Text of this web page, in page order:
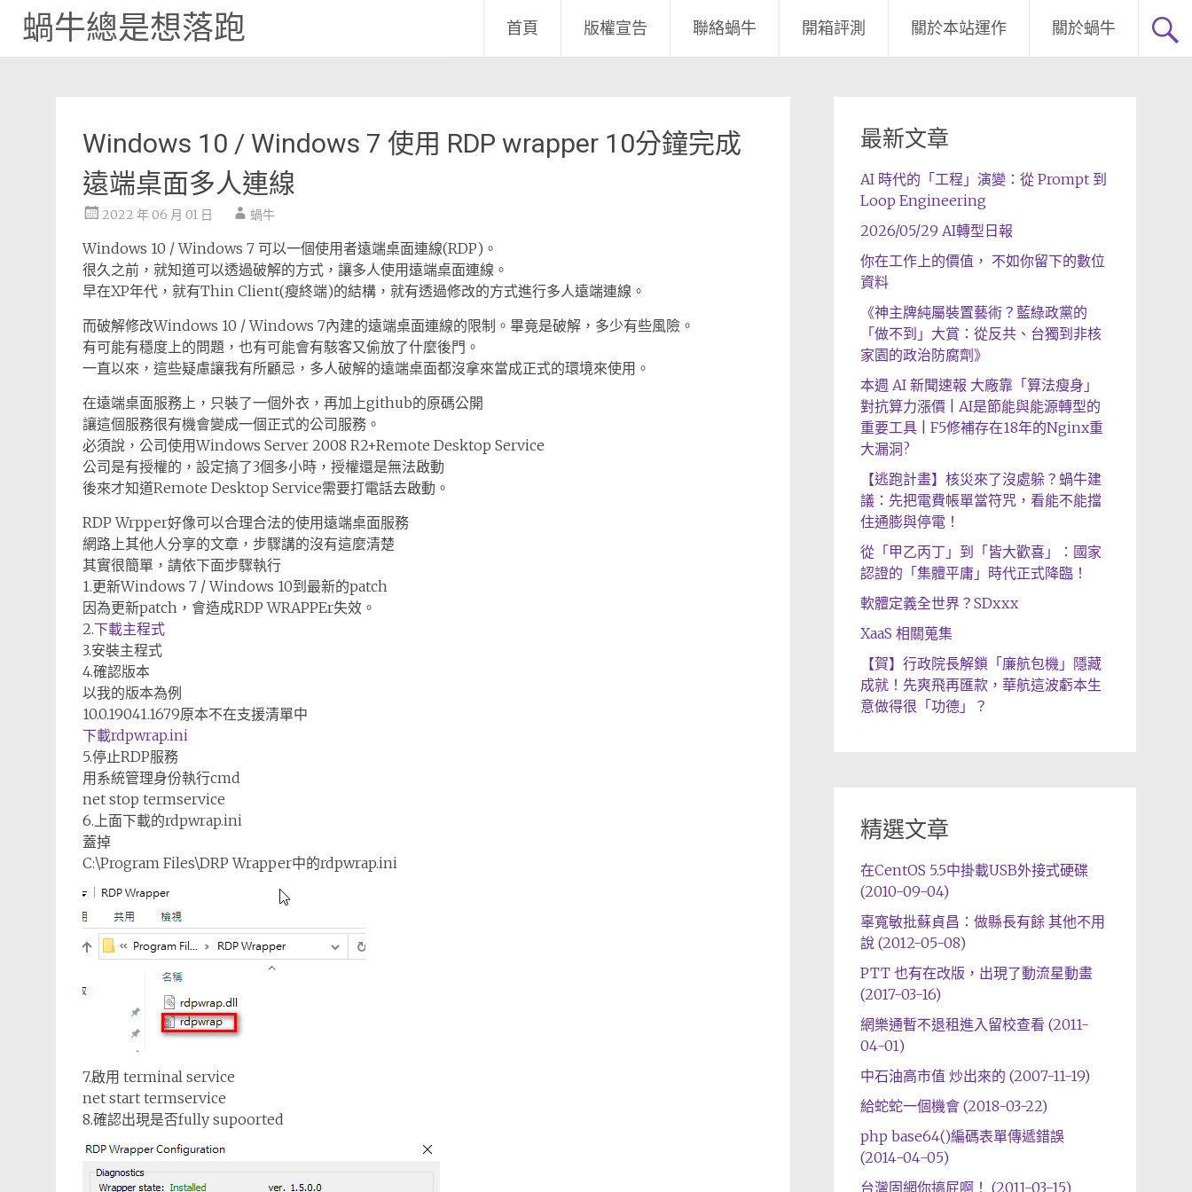
蝸牛總是想落跑 首頁 版權宣告 聯絡蝸牛 開箱評測 關於本站運作 關於蝸牛
Windows 10 / Windows 7 使用 RDP wrapper 10分鐘完成
遠端桌面多人連線
2022 年 06 月 01 日 蝸牛
Windows 10 / Windows 7 可以一個使用者遠端桌面連線(RDP)。
很久之前，就知道可以透過破解的方式，讓多人使用遠端桌面連線。
早在XP年代，就有Thin Client(瘦終端)的結構，就有透過修改的方式進行多人遠端連線。
而破解修改Windows 10 / Windows 7內建的遠端桌面連線的限制。畢竟是破解，多少有些風險。
有可能有穩度上的問題，也有可能會有駭客又偷放了什麼後門。
一直以來，這些疑慮讓我有所顧忌，多人破解的遠端桌面都沒拿來當成正式的環境來使用。
在遠端桌面服務上，只裝了一個外衣，再加上github的原碼公開
讓這個服務很有機會變成一個正式的公司服務。
必須說，公司使用Windows Server 2008 R2+Remote Desktop Service
公司是有授權的，設定搞了3個多小時，授權還是無法啟動
後來才知道Remote Desktop Service需要打電話去啟動。
RDP Wrpper好像可以合理合法的使用遠端桌面服務
網路上其他人分享的文章，步驟講的沒有這麼清楚
其實很簡單，請依下面步驟執行
1.更新Windows 7 / Windows 10到最新的patch
因為更新patch，會造成RDP WRAPPEr失效。
2.下載主程式
3.安裝主程式
4.確認版本
以我的版本為例
10.0.19041.1679原本不在支援清單中
下載rdpwrap.ini
5.停止RDP服務
用系統管理身份執行cmd
net stop termservice
6.上面下載的rdpwrap.ini
蓋掉
C:\Program Files\DRP Wrapper中的rdpwrap.ini
7.啟用 terminal service
net start termservice
8.確認出現是否fully supoorted
最新文章
AI 時代的「工程」演變：從 Prompt 到
Loop Engineering
2026/05/29 AI轉型日報
你在工作上的價值， 不如你留下的數位
資料
《神主牌純屬裝置藝術？藍綠政黨的
「做不到」大賞：從反共、台獨到非核
家園的政治防腐劑》
本週 AI 新聞速報 大廠靠「算法瘦身」
對抗算力漲價 | AI是節能與能源轉型的
重要工具 | F5修補存在18年的Nginx重
大漏洞?
【逃跑計畫】核災來了沒處躲？蝸牛建
議：先把電費帳單當符咒，看能不能擋
住通膨與停電！
從「甲乙丙丁」到「皆大歡喜」：國家
認證的「集體平庸」時代正式降臨！
軟體定義全世界？SDxxx
XaaS 相關蒐集
【賀】行政院長解鎖「廉航包機」隱藏
成就！先爽飛再匯款，華航這波虧本生
意做得很「功德」？
精選文章
在CentOS 5.5中掛載USB外接式硬碟
(2010-09-04)
辜寬敏批蘇貞昌：做縣長有餘 其他不用
說 (2012-05-08)
PTT 也有在改版，出現了動流星動畫
(2017-03-16)
網樂通暫不退租進入留校查看 (2011-
04-01)
中石油高市值 炒出來的 (2007-11-19)
給蛇蛇一個機會 (2018-03-22)
php base64()編碼表單傳遞錯誤
(2014-04-05)
台灣固網你搞屁啊！ (2011-03-15)